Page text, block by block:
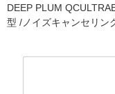
DEEP PLUM
型 /ノイズキャンセリン